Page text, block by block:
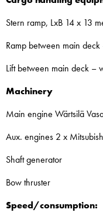
Stern ramp, LxB 14 x 13
Ramp between main
Lift between main deck –
Machinery
Main engine Wärtsilä
Aux. engines 2 x
Shaft generator
Bow thruster
Speed/consumption: